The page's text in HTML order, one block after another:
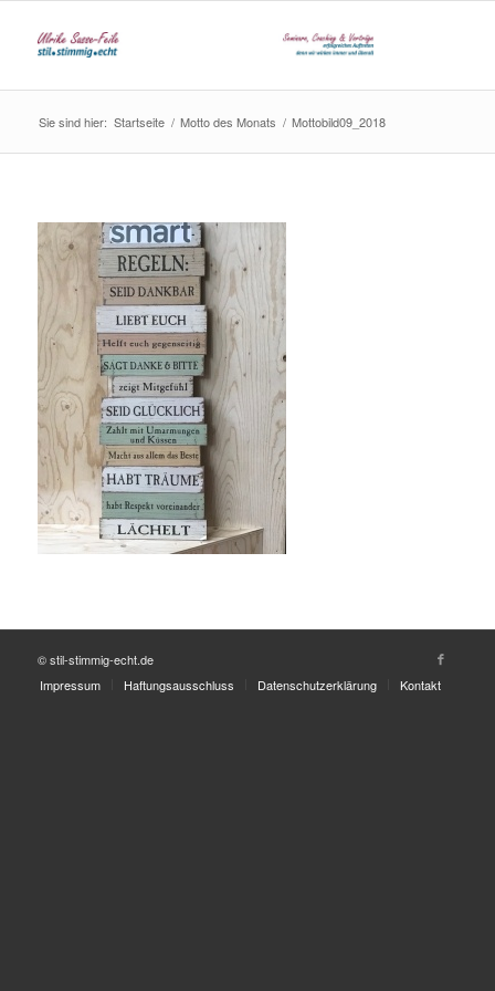
Sie sind hier: Startseite / Motto des Monats / Mottobild09_2018
© stil-stimmig-echt.de
Impressum
Haftungsausschluss Datenschutzerklärung Kontakt